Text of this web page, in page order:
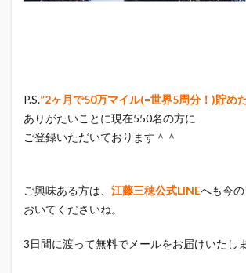
⁡P.S.”2ヶ月で50万マイル(=世界5周分！)貯め
ありがたいことに現在550名の方に
ご登録いただいております＾＾
ご興味ある方は、 江藤三穂公式LINEへも今
おいてくださいね。
3日間に渡って無料でメールをお届けいたしま